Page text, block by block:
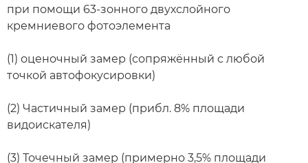
при помощи 63-зонного двухслойного
кремниевого фотоэлемента
(1) оценочный замер (сопряжённый с любой
точкой автофокусировки)
(2) Частичный замер (прибл. 8% площади
видоискателя)
(3) Точечный замер (примерно 3,5% площади